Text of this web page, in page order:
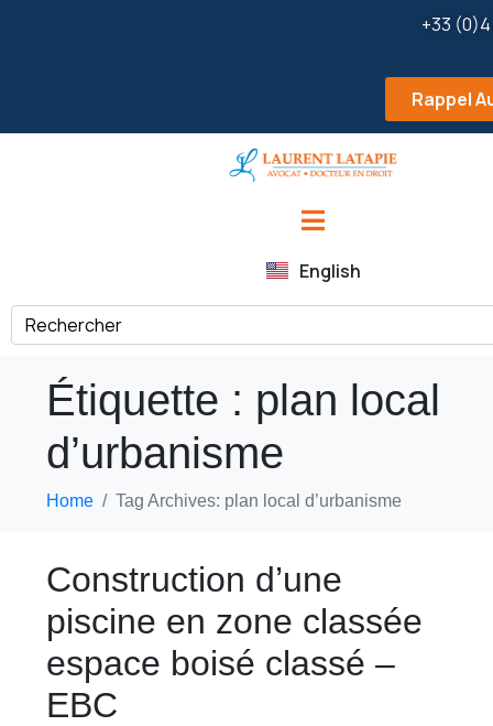
+33
Rappel
English
Étiquette : plan local
d’urbanisme
Home Tag Archives: plan local d’urbanisme
Construction d’une
piscine en zone classée
espace boisé classé –
EBC